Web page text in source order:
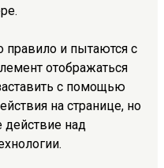
правило и пытаются с
отображаться
с помощью
на странице, но
действие над